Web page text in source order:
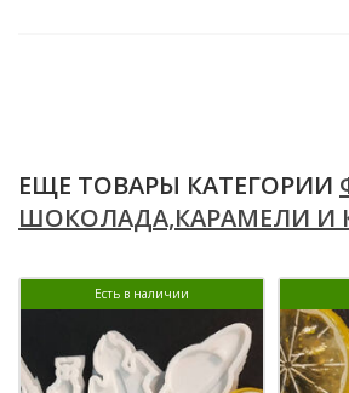
ЕЩЕ ТОВАРЫ КАТЕГОРИИ
ШОКОЛАДА,КАРАМЕЛИ И
Есть в наличии